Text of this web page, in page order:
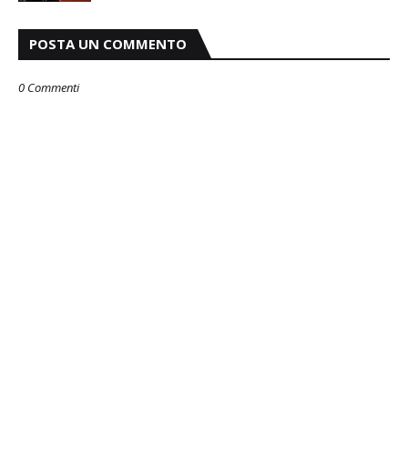
POSTA UN COMMENTO
0 Commenti